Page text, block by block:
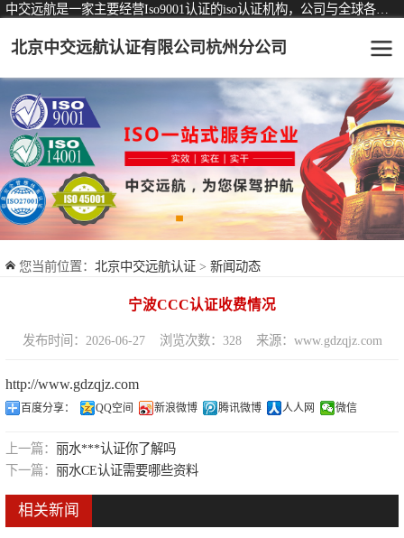
北京中交远航认证有限公司杭州分公司
您当前位置： 北京中交远航认证 > 新闻动态
宁波CCC认证收费情况
发布时间：2026-06-27 浏览次数：328 来源：www.gdzqjz.com
http://www.gdzqjz.com
百度分享： QQ空间 新浪微博 腾讯微博 人人网 微信
上一篇： 丽水***认证你了解吗
下一篇： 丽水CE认证需要哪些资料
相关新闻
认证服务 可从事认证业务一览表
ISO9001质量管理体系认证
ISO14001环境管理体系认证
ISO45001职业健康安全管理体系认证
交通运输服务认证
ISO27001信息安全管理体系认证
培训管理体系认证